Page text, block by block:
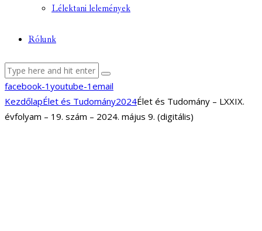
Lélektani lelemények
Rólunk
facebook-1 youtube-1 email
KezdőlapÉlet és Tudomány2024Élet és Tudomány – LXXIX.
évfolyam – 19. szám – 2024. május 9. (digitális)